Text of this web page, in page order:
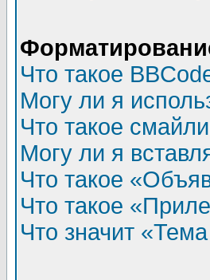
Что такое
Могу ли я
Что такое
Могу ли я
Что такое
Что такое
Что значит